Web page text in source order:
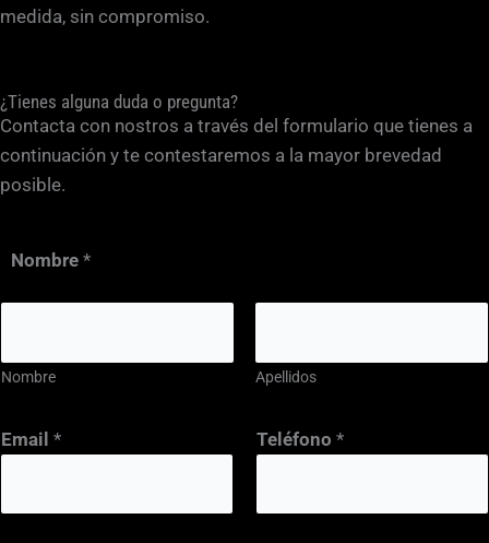
medida, sin compromiso.
¿Tienes alguna duda o pregunta?
Contacta con nostros a través del formulario que tienes a
continuación y te contestaremos a la mayor brevedad
posible.
Nombre *
Nombre Apellidos
E
a
Email * Teléfono *